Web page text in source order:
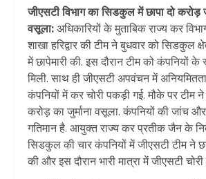
जीएसटी विभाग का सिडकुल में छापा दो करोड़
वसूला:अधिकारियों के मुताबिक राज्य कर
शाखा हरिद्वार की टीम ने बुधवार को सिडकुल
में छापेमारी की. इस दौरान टीम को कंपनियों
मिली. साथ ही जीएसटी अपवंचन में
कंपनियों में कर चोरी पकड़ी गई. मौके पर टीम
करोड़ का जुर्माना वसूला. कंपनियों की जांच और
गतिमान है. आयुक्त राज्य कर प्रतीक जैन के
सिडकुल की चार कंपनियों में जीएसटी टीम ने
की और इस दौरान भारी मात्रा में जीएसटी